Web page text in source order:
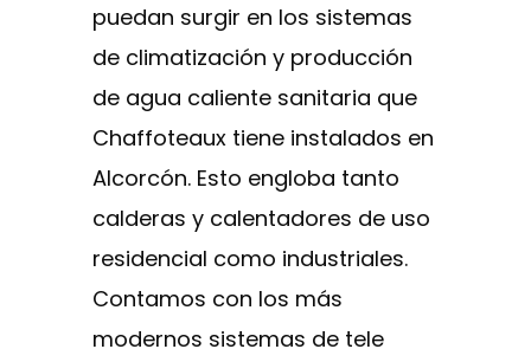
puedan surgir en los sistemas
de climatización y producción
de agua caliente sanitaria que
Chaffoteaux tiene instalados en
Alcorcón. Esto engloba tanto
calderas y calentadores de uso
residencial como industriales.
Contamos con los más
modernos sistemas de tele